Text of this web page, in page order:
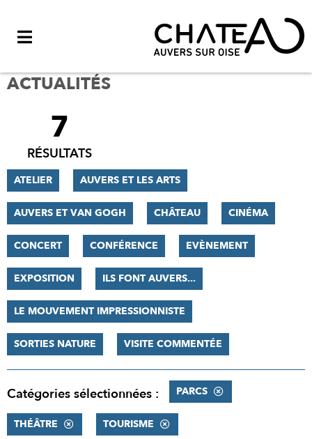
ACTUALITÉS
FILTRER
RÉSULTATS
7
RÉSULTATS
ATELIER AUVERS ET LES ARTS
AUVERS ET VAN GOGH CHÂTEAU CINÉMA
CONCERT CONFÉRENCE EVÈNEMENT
EXPOSITION ILS FONT AUVERS...
LE MOUVEMENT IMPRESSIONNISTE
SORTIES NATURE VISITE COMMENTÉE
Catégories sélectionnées : PARCS
THÉÂTRE TOURISME